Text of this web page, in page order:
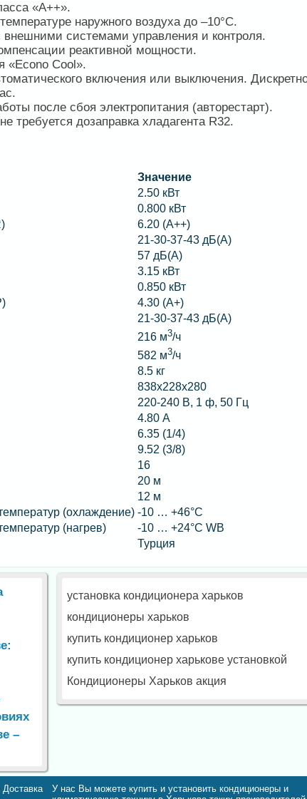
«А++».
наружного воздуха до –10°C.
системами управления и контроля.
реактивной мощности.
«Econo Cool».
включения или выключения.
после сбоя электропитания (авторестарт).
требуется дозаправка хладагента R32.
Значение
2.50 кВт
0.800 кВт
6.20 (A++)
21-30-37-43 дБ(А)
57 дБ(А)
3.15 кВт
0.850 кВт
4.30 (A+)
21-30-37-43 дБ(А)
216 м3/ч
582 м3/ч
8.5 кг
838х228х280
220-240 В, 1 ф, 50 Гц
4.80 А
6.35 (1/4)
9.52 (3/8)
16
20 м
12 м
(охлаждение) -10 … +46°C
(нагрев)
-10 … +24°C WB
Турция
–
установка кондиционера харьков
кондиционеры харьков
купить кондиционер харьков
купить кондиционер харькове установкой
Кондиционеры Харьков акция
У нас Вы можете купить и установить кондиционеры и